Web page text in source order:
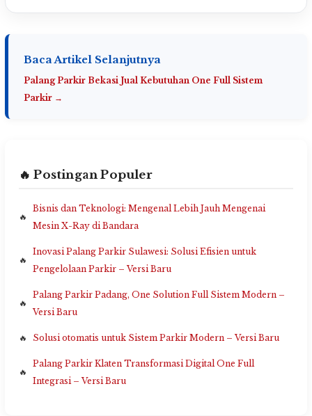
Baca Artikel Selanjutnya
Palang Parkir Bekasi Jual Kebutuhan One Full Sistem
Parkir →
🔥 Postingan Populer
Bisnis dan Teknologi: Mengenal Lebih Jauh Mengenai
Mesin X-Ray di Bandara
Inovasi Palang Parkir Sulawesi: Solusi Efisien untuk
Pengelolaan Parkir – Versi Baru
Palang Parkir Padang, One Solution Full Sistem Modern –
Versi Baru
Solusi otomatis untuk Sistem Parkir Modern – Versi Baru
Palang Parkir Klaten Transformasi Digital One Full
Integrasi – Versi Baru